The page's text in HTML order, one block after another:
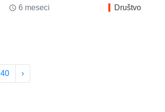
access_time 6 meseci Društvo
40 ›